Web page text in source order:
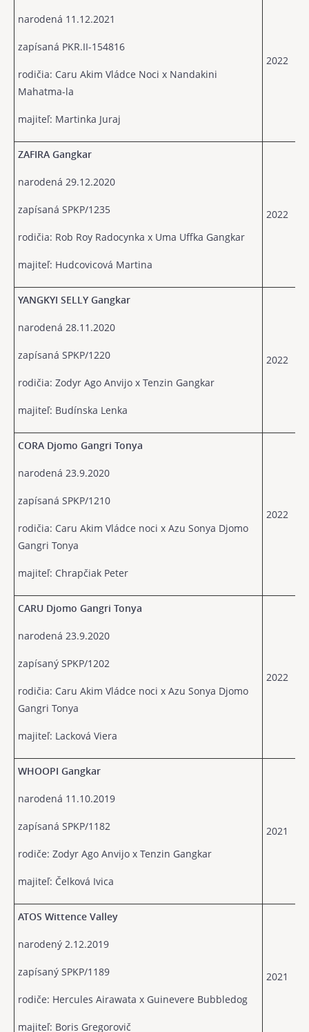
narodená 11.12.2021
zapísaná PKR.II-154816
rodičia: Caru Akim Vládce Noci x Nandakini
Mahatma-la
majiteľ: Martinka Juraj
2022
ZAFIRA Gangkar
narodená 29.12.2020
zapísaná SPKP/1235
rodičia: Rob Roy Radocynka x Uma Uffka Gangkar
majiteľ: Hudcovicová Martina
2022
YANGKYI SELLY Gangkar
narodená 28.11.2020
zapísaná SPKP/1220
rodičia: Zodyr Ago Anvijo x Tenzin Gangkar
majiteľ: Budínska Lenka
2022
CORA Djomo Gangri Tonya
narodená 23.9.2020
zapísaná SPKP/1210
rodičia: Caru Akim Vládce noci x Azu Sonya Djomo
Gangri Tonya
majiteľ: Chrapčiak Peter
2022
CARU Djomo Gangri Tonya
narodená 23.9.2020
zapísaný SPKP/1202
rodičia: Caru Akim Vládce noci x Azu Sonya Djomo
Gangri Tonya
majiteľ: Lacková Viera
2022
WHOOPI Gangkar
narodená 11.10.2019
zapísaná SPKP/1182
rodiče: Zodyr Ago Anvijo x Tenzin Gangkar
majiteľ: Čelková Ivica
2021
ATOS Wittence Valley
narodený 2.12.2019
zapísaný SPKP/1189
rodiče: Hercules Airawata x Guinevere Bubbledog
majiteľ: Boris Gregorovič
2021